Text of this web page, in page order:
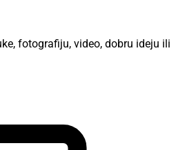
fotografiju, video, dobru ideju ili